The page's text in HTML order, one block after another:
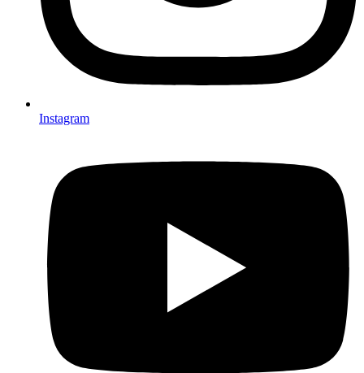
Instagram